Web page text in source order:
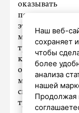
пострадавшим
этой
машине
троих
отделение
молодого
смогли
травмы –
Наш веб-
сохраняет
чтобы
более
анализа
нашей
Продолжая